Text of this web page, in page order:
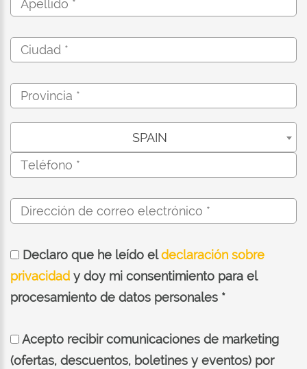
SPAIN
Declaro que he leído eldeclaración sobre
privacidad y doy mi consentimiento para el
procesamiento de datos personales *
Acepto recibir comunicaciones de marketing
(ofertas, descuentos, boletines y eventos) por